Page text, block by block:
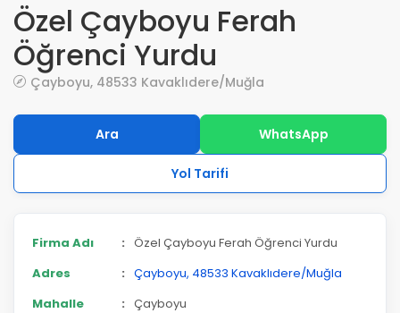
Özel Çayboyu Ferah
Öğrenci Yurdu
Çayboyu, 48533 Kavaklıdere/Muğla
Ara WhatsApp
Yol Tarifi
Firma Adı : Özel Çayboyu Ferah Öğrenci Yurdu
Adres
: Çayboyu, 48533 Kavaklıdere/Muğla
Mahalle
: Çayboyu